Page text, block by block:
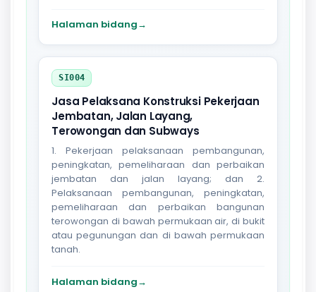
Halaman bidang→
SI004
Jasa Pelaksana Konstruksi Pekerjaan
Jembatan, Jalan Layang,
Terowongan dan Subways
1. Pekerjaan pelaksanaan pembangunan,
peningkatan, pemeliharaan dan perbaikan
jembatan dan jalan layang; dan 2.
Pelaksanaan pembangunan, peningkatan,
pemeliharaan dan perbaikan bangunan
terowongan di bawah permukaan air, di bukit
atau pegunungan dan di bawah permukaan
tanah.
Halaman bidang→